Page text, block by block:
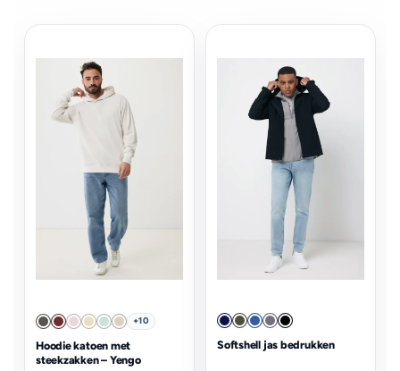
+10
Hoodie katoen met
steekzakken – Yengo
Softshell jas bedrukken